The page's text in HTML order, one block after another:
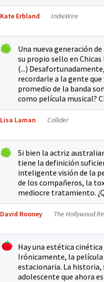
Kate Erbland IndieWire
Una nueva generación
su propio sello en
(...)
recordarle a la gente
promedio de la banda
como película musical?
Lisa Laman Collider
Si bien la actriz
tiene la definición
inteligente visión de la
de los compañeros, la
mediocre tratamiento.
David Rooney The Hollywood
Hay una estética
Irónicamente, la película
estacionaria. La historia,
adolescente que ahora